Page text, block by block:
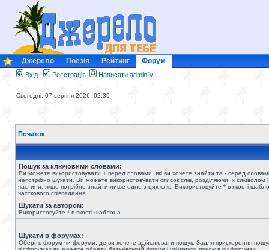
Джерело Поезія Рейтинг Форум
Вхід Реєстрація Написати admin`у
Сьогодні: 07 серпня 2026, 02:39
Початок
Пошук за ключовими словами:
Ви можете використовувати + перед словами, які ви хочете знайти та - перед
непотрібно шукати. Ви можете використовувати список слів, розділяючи їх символом |
частини, якщо потрібно знайти лише одне з цих слів. Використовуйте * в якості
часткового співпадання.
Шукати за автором:
Використовуйте * в якості шаблона
Шукати в форумах:
Оберіть форум чи форуми, де ви хочете здійснювати пошук. Задля прискорення